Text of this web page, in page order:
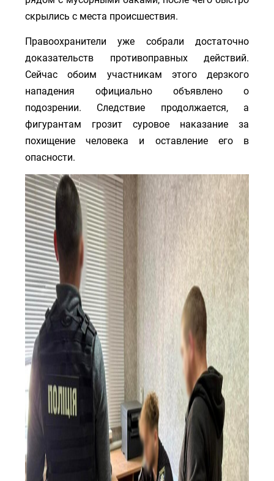
скрылись с места происшествия.
Правоохранители уже собрали достаточно
доказательств противоправных действий.
Сейчас обоим участникам этого дерзкого
нападения официально объявлено о
подозрении. Следствие продолжается, а
фигурантам грозит суровое наказание за
похищение человека и оставление его в
опасности.